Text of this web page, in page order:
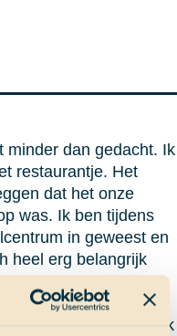
minder dan gedacht. Ik
restaurantje. Het
dat het onze
was. Ik ben tijdens
in geweest en
heel erg belangrijk
met een volle maag
een WIFI plek.” Ik